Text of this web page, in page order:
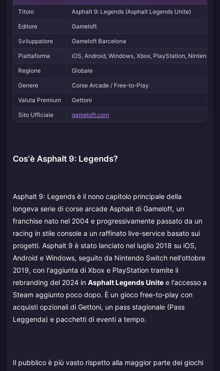
Titolo
Asphalt 9: Legends (Asphalt Legends Unite)
Editore
Gameloft
Sviluppatore
Gameloft Barcelona
Piattaforma
iOS, Android, Windows, Xbox, PlayStation, Nintendo
Regione
Globale
Genere
Corse Arcade / Free-to-Play
Valuta Premium
Gettoni
Sito Ufficiale
gameloft.com
Cos'è Asphalt 9: Legends?
Asphalt 9: Legends è il nono capitolo principale della
longeva serie di corse arcade Asphalt di Gameloft, un
franchise nato nel 2004 e progressivamente passato da un
racing in stile console a un raffinato live-service basato sui
progetti. Asphalt 9 è stato lanciato nel luglio 2018 su iOS,
Android e Windows, seguito da Nintendo Switch nell'ottobre
2019, con l'aggiunta di Xbox e PlayStation tramite il
rebranding del 2024 in Asphalt Legends Unite e l'accesso a
Steam aggiunto poco dopo. È un gioco free-to-play con
acquisti opzionali di Gettoni, un pass stagionale (Pass
Leggenda) e pacchetti di eventi a tempo.
Il pubblico è più vasto rispetto alla maggior parte dei giochi